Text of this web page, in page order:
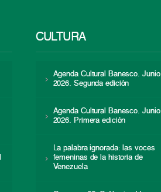
CULTURA
Agenda Cultural Banesco. Junio
2026. Segunda edición
Agenda Cultural Banesco. Junio
2026. Primera edición
La palabra ignorada: las voces
femeninas de la historia de
Venezuela